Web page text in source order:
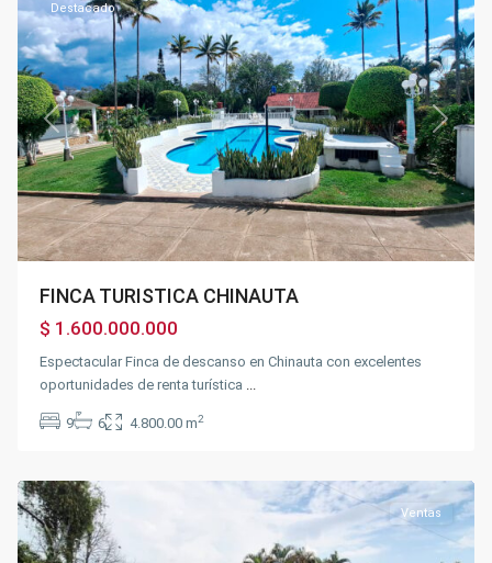
Previous Next
Destacado
FINCA TURISTICA CHINAUTA
$ 1.600.000.000
Espectacular Finca de descanso en Chinauta con excelentes
oportunidades de renta turística ...
9 6 4.800.00 m2
Ventas